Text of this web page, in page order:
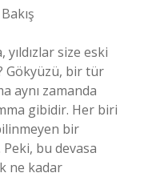
yıldızlar size eski
Gökyüzü, bir tür
aynı zamanda
gibidir. Her biri
bir
Peki, bu devasa
ne kadar